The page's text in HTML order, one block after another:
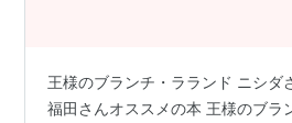
王様のブランチ・ラランド ニシダ
福田さんオススメの本 王様のブラ